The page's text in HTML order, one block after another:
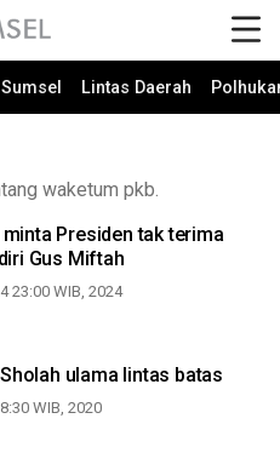
Lintas Daerah
waketum pkb.
minta Presiden tak terima
Gus Miftah
23:00 WIB, 2024
ulama lintas batas
WIB, 2020